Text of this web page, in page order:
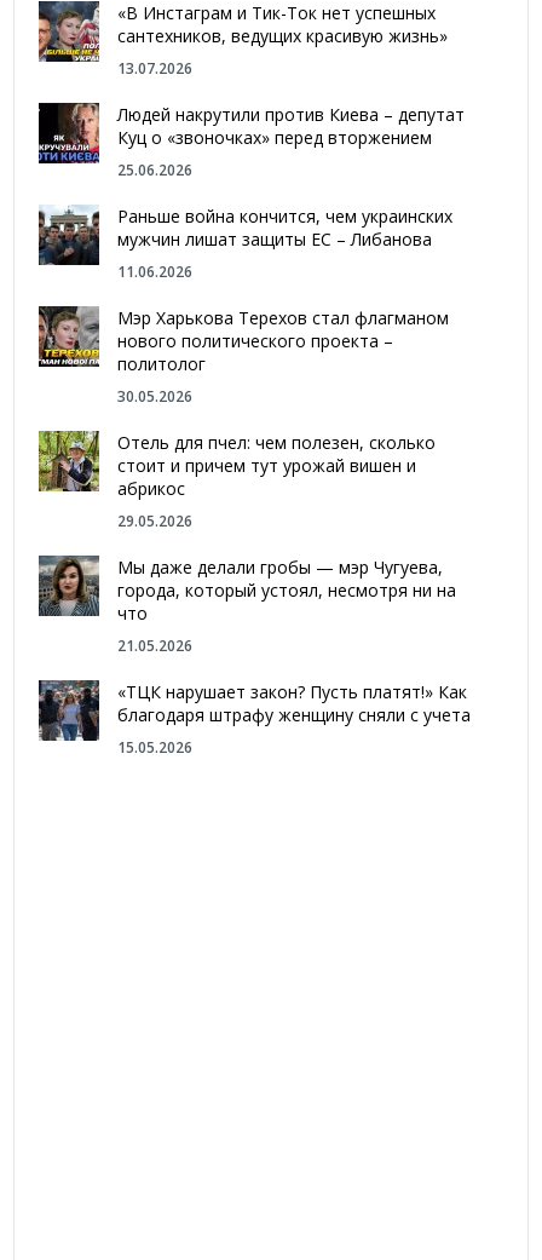
«В Инстаграм и Тик-Ток нет успешных
сантехников, ведущих красивую жизнь»
13.07.2026
Людей накрутили против Киева – депутат
Куц о «звоночках» перед вторжением
25.06.2026
Раньше война кончится, чем украинских
мужчин лишат защиты ЕС – Либанова
11.06.2026
Мэр Харькова Терехов стал флагманом
нового политического проекта –
политолог
30.05.2026
Отель для пчел: чем полезен, сколько
стоит и причем тут урожай вишен и
абрикос
29.05.2026
Мы даже делали гробы — мэр Чугуева,
города, который устоял, несмотря ни на
что
21.05.2026
«ТЦК нарушает закон? Пусть платят!» Как
благодаря штрафу женщину сняли с учета
15.05.2026